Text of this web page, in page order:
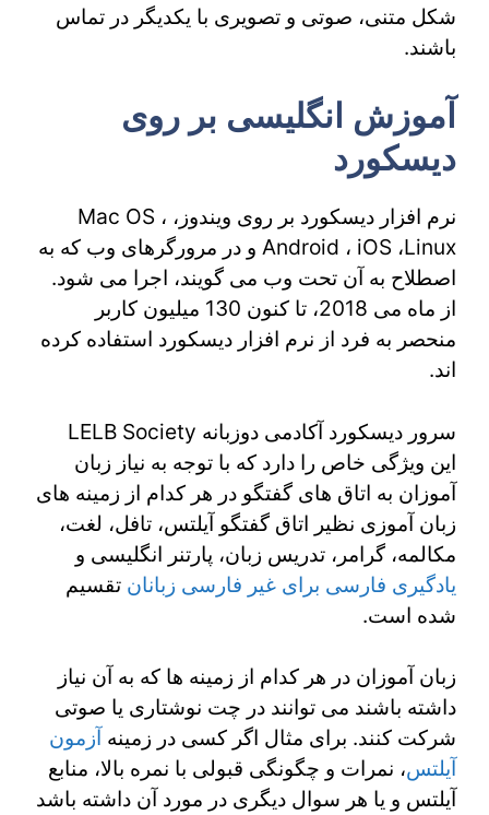
شکل متنی، صوتی و تصویری با یکدیگر در تماس
باشند.
آموزش انگلیسی بر روی
دیسکورد
نرم افزار دیسکورد بر روی ویندوز، Mac OS ،
Android ، iOS ،Linux و در مرورگرهای وب که به
اصطلاح به آن تحت وب می گویند، اجرا می شود.
از ماه می 2018، تا کنون 130 میلیون کاربر
منحصر به فرد از نرم افزار دیسکورد استفاده کرده
اند.
این ویژگی خاص را دارد که با توجه به نیاز زبان
آموزان به اتاق های گفتگو در هر کدام از زمینه های
زبان آموزی نظیر اتاق گفتگو آیلتس، تافل، لغت،
مکالمه، گرامر، تدریس زبان، پارتنر انگلیسی و
یادگیری فارسی برای غیر فارسی زبانان تقسیم
شده است.
زبان آموزان در هر کدام از زمینه ها که به آن نیاز
داشته باشند می توانند در چت نوشتاری یا صوتی
شرکت کنند. برای مثال اگر کسی در زمینه آزمون
آیلتس، نمرات و چگونگی قبولی با نمره بالا، منابع
آیلتس و یا هر سوال دیگری در مورد آن داشته باشد